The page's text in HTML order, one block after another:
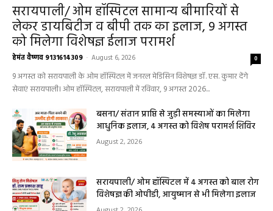
सरायपाली/ ओम हॉस्पिटल सामान्य बीमारियों से
लेकर डायबिटीज व बीपी तक का इलाज, 9 अगस्त
को मिलेगा विशेषज्ञ ईलाज परामर्श
हेमंत वैष्णव 9131614309 August 6, 2026 0
9 अगस्त को सरायपाली के ओम हॉस्पिटल में जनरल मेडिसिन विशेषज्ञ डॉ. एस. कुमार देंगे
सेवाएं सरायपाली। ओम हॉस्पिटल, सरायपाली में रविवार, 9 अगस्त 2026...
बसना/ संतान प्राप्ति से जुड़ी समस्याओं का मिलेगा
आधुनिक इलाज, 4 अगस्त को विशेष परामर्श शिविर
August 2, 2026
सरायपाली/ ओम हॉस्पिटल में 4 अगस्त को बाल रोग
विशेषज्ञ की ओपीडी, आयुष्मान से भी मिलेगा इलाज
August 2, 2026